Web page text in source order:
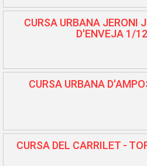
CURSA URBANA JERONI
D'ENVEJA 1/
CURSA URBANA
CURSA DEL CARRILET -